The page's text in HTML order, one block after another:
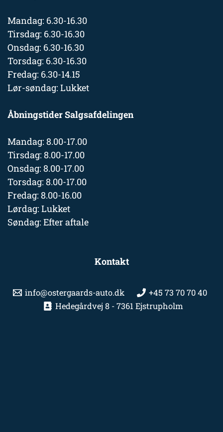
Mandag: 6.30-16.30
Tirsdag: 6.30-16.30
Onsdag: 6.30-16.30
Torsdag: 6.30-16.30
Fredag: 6.30-14.15
Lør-søndag: Lukket
Åbningstider Salgsafdelingen
Mandag: 8.00-17.00
Tirsdag: 8.00-17.00
Onsdag: 8.00-17.00
Torsdag: 8.00-17.00
Fredag: 8.00-16.00
Lørdag: Lukket
Søndag: Efter aftale
Kontakt
info@ostergaards-auto.dk
+45 73 70 70 40
Hedegårdvej 8 - 7361 Ejstrupholm